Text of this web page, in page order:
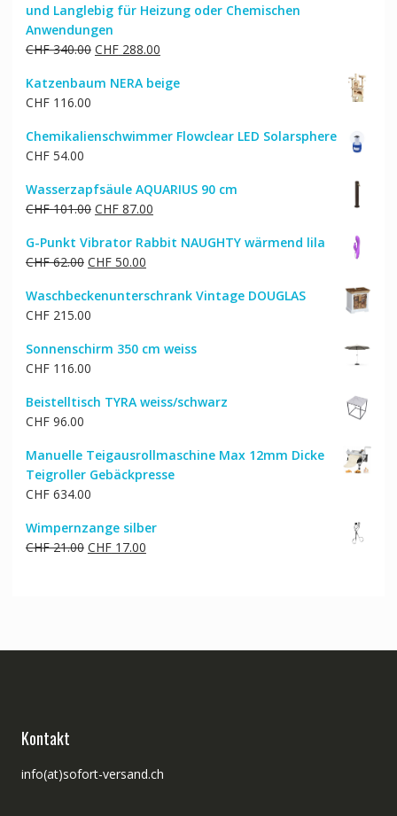
und Langlebig für Heizung oder Chemischen
Anwendungen
CHF340.00 Ursprünglicher
war:
CHF288.00Aktueller
ist:
Katzenbaum NERA beige
CHF116.00
Chemikalienschwimmer Flowclear LED Solarsphere
CHF54.00
Wasserzapfsäule AQUARIUS 90 cm
CHF101.00 Ursprünglicher
war:
CHF 101.00
CHF87.00Aktueller
ist:
G-Punkt Vibrator Rabbit NAUGHTY wärmend lila
CHF62.00 Ursprünglicher
war:
CHF 62.00
CHF50.00Aktueller
ist:
Waschbeckenunterschrank Vintage DOUGLAS
CHF215.00
Sonnenschirm 350 cm weiss
CHF116.00
Beistelltisch TYRA weiss/schwarz
CHF96.00
Manuelle Teigausrollmaschine Max 12mm Dicke
Teigroller Gebäckpresse
CHF634.00
Wimpernzange silber
CHF21.00 Ursprünglicher
CHF17.00Aktueller
Kontakt
info(at)sofort-versand.ch